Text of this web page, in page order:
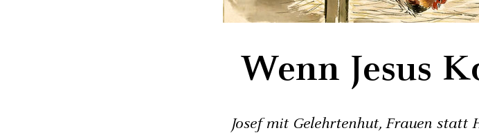
Wenn Jesus
Josef mit Gelehrtenhut, Frauen statt